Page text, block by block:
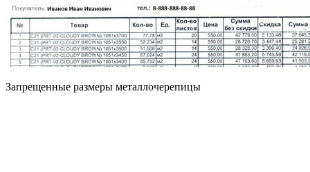
Запрещенные размеры металлочерепицы